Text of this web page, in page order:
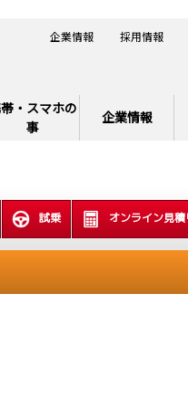
・スマホの
事
企業情報
企業情報 採用情報
試乗 オンライン見積